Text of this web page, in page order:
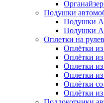
Подушки
Подушки
Подушки
Оплетки на
Оплётки
Оплётки
Оплетки из
Оплетки
Оплётки
Оплётки